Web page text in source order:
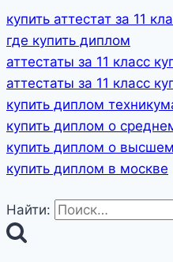
купить аттестат за 11
где купить диплом
аттестаты за 11 класс
аттестаты за 11 класс
купить диплом
купить диплом о
купить диплом о
купить диплом в москве
Найти: